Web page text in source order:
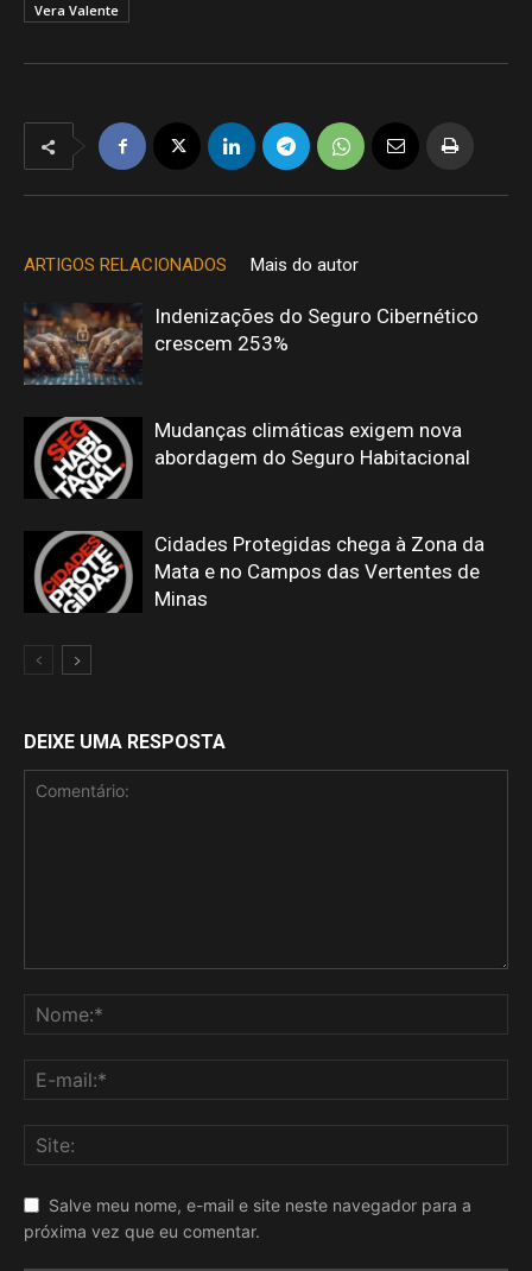
Vera Valente
ARTIGOS RELACIONADOS Mais do autor
Indenizações do Seguro Cibernético
crescem 253%
Mudanças climáticas exigem nova
abordagem do Seguro Habitacional
Cidades Protegidas chega à Zona da
Mata e no Campos das Vertentes de
Minas
DEIXE UMA RESPOSTA
Salve meu nome, e-mail e site neste navegador para a
próxima vez que eu comentar.